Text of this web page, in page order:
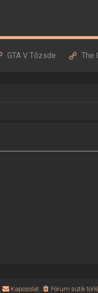
GTA V Tőzsde The
Fórum sütik
Kapcsolat